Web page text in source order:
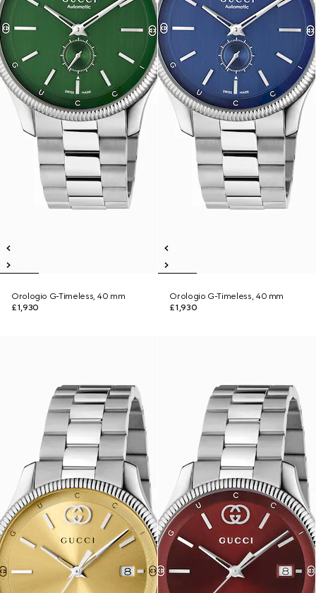
Orologio G-Timeless, 40 mm
£1,930
Orologio G-Timeless, 40 mm
£1,930